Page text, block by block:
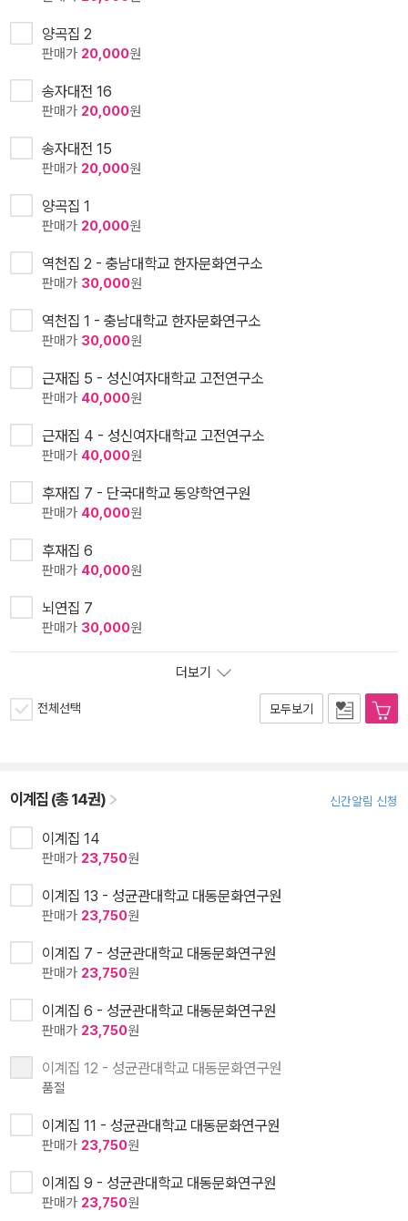
양곡집 2
판매가 20,000원
송자대전 16
판매가 20,000원
송자대전 15
판매가 20,000원
양곡집 1
판매가 20,000원
역천집 2 - 충남대학교 한자문화연구소
판매가 30,000원
역천집 1 - 충남대학교 한자문화연구소
판매가 30,000원
근재집 5 - 성신여자대학교 고전연구소
판매가 40,000원
근재집 4 - 성신여자대학교 고전연구소
판매가 40,000원
후재집 7 - 단국대학교 동양학연구원
판매가 40,000원
후재집 6
판매가 40,000원
뇌연집 7
판매가 30,000원
더보기
전체선택 모두보기
이계집 (총 14권) 신간알림 신청
이계집 14
판매가 23,750원
이계집 13 - 성균관대학교 대동문화연구원
판매가 23,750원
이계집 7 - 성균관대학교 대동문화연구원
판매가 23,750원
이계집 6 - 성균관대학교 대동문화연구원
판매가 23,750원
이계집 12 - 성균관대학교 대동문화연구원
품절
이계집 11 - 성균관대학교 대동문화연구원
판매가 23,750원
이계집 9 - 성균관대학교 대동문화연구원
판매가 23,750원